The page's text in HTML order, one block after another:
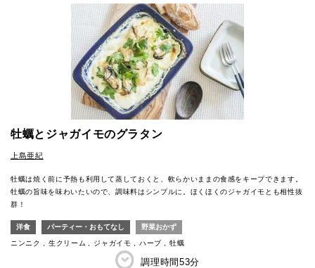
牡蠣とジャガイモのグラタン
上島亜紀
牡蠣は焼く前に予熱も利用して蒸しておくと、軟らかいままの食感をキープできます。
牡蠣の旨味を味わいたいので、調味料はシンプルに。ほくほくのジャガイモとも相性抜
群！
洋食 パーティー・おもてなし 野菜おかず
ニンニク 生クリーム ジャガイモ ハーブ 牡蠣
調理時間53分